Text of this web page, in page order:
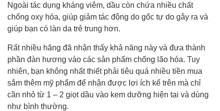
Ngoài tác dụng kháng viêm, dầu còn chứa nhiều chất
chống oxy hóa, giúp giảm tác động do gốc tự do gây ra và
giúp bạn có làn da trẻ trung hơn.
Rất nhiều hãng đã nhận thấy khả năng này và đưa thành
phần đàn hương vào các sản phẩm chống lão hóa. Tuy
nhiên, bạn không nhất thiết phải tiêu quá nhiều tiền mua
sắm thêm mỹ phẩm để nhận được lợi ích kể trên mà chỉ
cần nhỏ từ 1 – 2 giọt dầu vào kem dưỡng hiện tại và dùng
như bình thường.